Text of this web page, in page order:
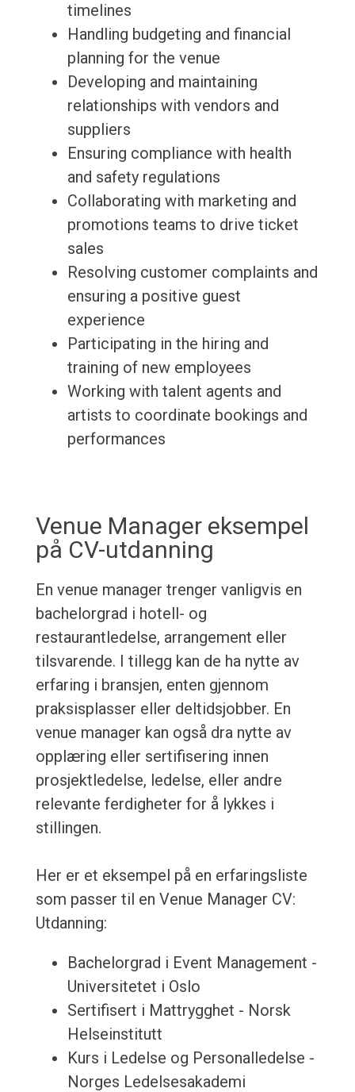
timelines
Handling budgeting and financial
planning for the venue
Developing and maintaining
relationships with vendors and
suppliers
Ensuring compliance with health
and safety regulations
Collaborating with marketing and
promotions teams to drive ticket
sales
Resolving customer complaints and
ensuring a positive guest
experience
Participating in the hiring and
training of new employees
Working with talent agents and
artists to coordinate bookings and
performances
Venue Manager eksempel
på CV-utdanning
En venue manager trenger vanligvis en
bachelorgrad i hotell- og
restaurantledelse, arrangement eller
tilsvarende. I tillegg kan de ha nytte av
erfaring i bransjen, enten gjennom
praksisplasser eller deltidsjobber. En
venue manager kan også dra nytte av
opplæring eller sertifisering innen
prosjektledelse, ledelse, eller andre
relevante ferdigheter for å lykkes i
stillingen.
Her er et eksempel på en erfaringsliste
som passer til en Venue Manager CV:
Utdanning:
Bachelorgrad i Event Management -
Universitetet i Oslo
Sertifisert i Mattrygghet - Norsk
Helseinstitutt
Kurs i Ledelse og Personalledelse -
Norges Ledelsesakademi